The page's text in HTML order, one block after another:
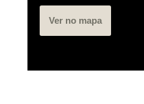
Ver no mapa